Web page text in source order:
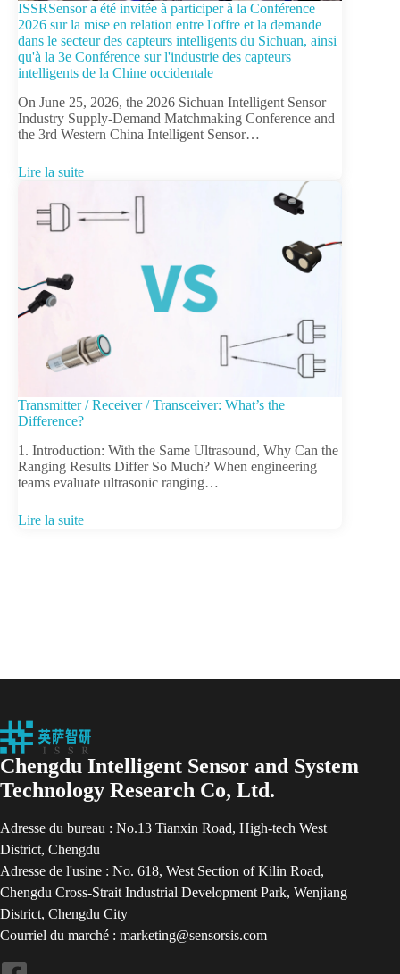
ISSRSensor a été invitée à participer à la Conférence
2026 sur la mise en relation entre l'offre et la demande
dans le secteur des capteurs intelligents du Sichuan, ainsi
qu'à la 3e Conférence sur l'industrie des capteurs
intelligents de la Chine occidentale
On June 25, 2026, the 2026 Sichuan Intelligent Sensor
Industry Supply-Demand Matchmaking Conference and
the 3rd Western China Intelligent Sensor…
Lire la suite
Transmitter / Receiver / Transceiver: What’s the
Difference?
1. Introduction: With the Same Ultrasound, Why Can the
Ranging Results Differ So Much? When engineering
teams evaluate ultrasonic ranging…
Lire la suite
Chengdu Intelligent Sensor and System
Technology Research Co, Ltd.
Adresse du bureau : No.13 Tianxin Road, High-tech West
District, Chengdu
Adresse de l'usine : No. 618, West Section of Kilin Road,
Chengdu Cross-Strait Industrial Development Park, Wenjiang
District, Chengdu City
Courriel du marché : marketing@sensorsis.com